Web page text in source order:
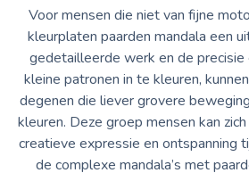
Voor mensen die niet van fijne
kleurplaten paarden mandala een
gedetailleerde werk en de precisie
kleine patronen in te kleuren,
degenen die liever grovere
kleuren. Deze groep mensen kan
creatieve expressie en ontspanning
de complexe mandala’s met